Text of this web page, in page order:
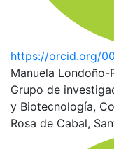
https://orcid.org/
Manuela Londoño-
Grupo de
y Biotecnología,
Rosa de Cabal,